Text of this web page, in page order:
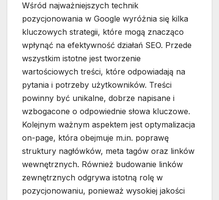
Wśród najważniejszych technik
pozycjonowania w Google wyróżnia się kilka
kluczowych strategii, które mogą znacząco
wpłynąć na efektywność działań SEO. Przede
wszystkim istotne jest tworzenie
wartościowych treści, które odpowiadają na
pytania i potrzeby użytkowników. Treści
powinny być unikalne, dobrze napisane i
wzbogacone o odpowiednie słowa kluczowe.
Kolejnym ważnym aspektem jest optymalizacja
on-page, która obejmuje m.in. poprawę
struktury nagłówków, meta tagów oraz linków
wewnętrznych. Również budowanie linków
zewnętrznych odgrywa istotną rolę w
pozycjonowaniu, ponieważ wysokiej jakości